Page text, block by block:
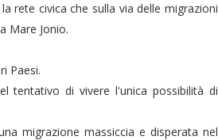
la rete civica che sulla via delle migrazioni
Mare Jonio.
Paesi.
tentativo di vivere l'unica possibilità di
migrazione massiccia e disperata nel